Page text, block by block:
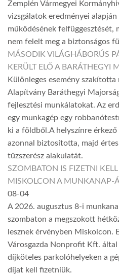
Zemplén Vármegyei
vizsgálatok eredményei
működésének felfüggesztését,
nem felelt meg a biztonságos
MÁSODIK VILÁGHÁBORÚS
KERÜLT ELŐ A BARÁTHEGYI
Különleges esemény
Alapítvány Baráthegyi
fejlesztési munkálatokat. Az
egy munkagép egy
ki a földből.A helyszínre
azonnal biztosította, majd
tűzszerész alakulatát.
SZOMBATON IS FIZETNI
MISKOLCON A MUNKANAP-
08-04
A 2026. augusztus 8-i
szombaton a megszokott
lesznek érvényben Miskolcon.
Városgazda Nonprofit Kft.
díjköteles parkolóhelyeken a
díjat kell fizetniük.